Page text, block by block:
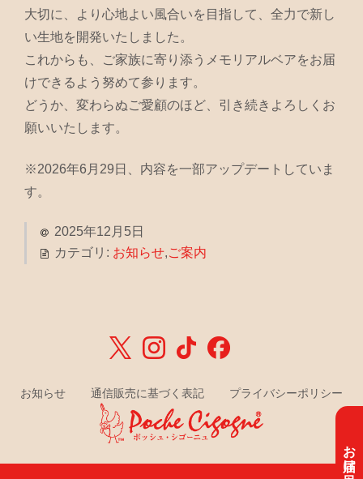
大切に、より心地よい風合いを目指して、全力で新し
い生地を開発いたしました。
これからも、ご家族に寄り添うメモリアルベアをお届
けできるよう努めて参ります。
どうか、変わらぬご愛顧のほど、引き続きよろしくお
願いいたします。
※2026年6月29日、内容を一部アップデートしていま
す。
2025年12月5日
カテゴリ: お知らせ,ご案内
お届け目安
お知らせ 通信販売に基づく表記 プライバシーポリシー